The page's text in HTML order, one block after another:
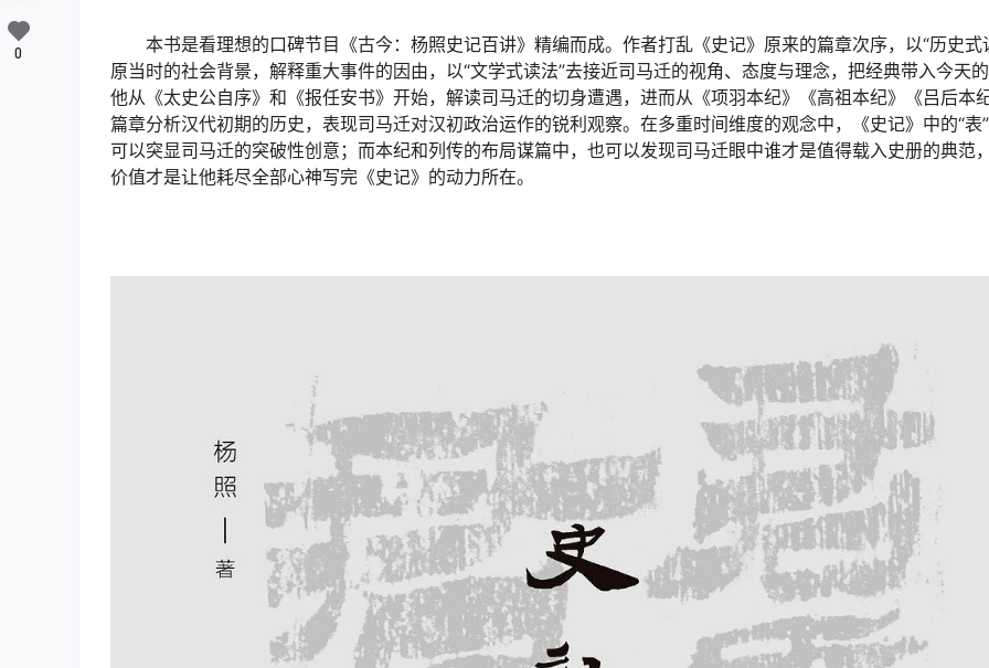
本书是看理想的口碑节目《古今：杨照史记百讲》精编而成。作者打乱《史记》原来的篇章次序，以“历史式
原当时的社会背景，解释重大事件的因由，以“文学式读法”去接近司马迁的视角、态度与理念，把经典带入今天的
他从《太史公自序》和《报任安书》开始，解读司马迁的切身遭遇，进而从《项羽本纪》《高祖本纪》《吕后本
篇章分析汉代初期的历史，表现司马迁对汉初政治运作的锐利观察。在多重时间维度的观念中，《史记》中的“表”
可以突显司马迁的突破性创意；而本纪和列传的布局谋篇中，也可以发现司马迁眼中谁才是值得载入史册的典范
价值才是让他耗尽全部心神写完《史记》的动力所在。
0